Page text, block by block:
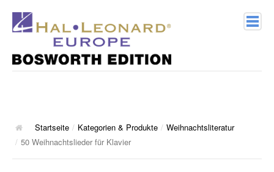
Geschichte
Startseite / Kategorien & Produkte / Weihnachtsliteratur
/ 50 Weihnachtslieder für Klavier